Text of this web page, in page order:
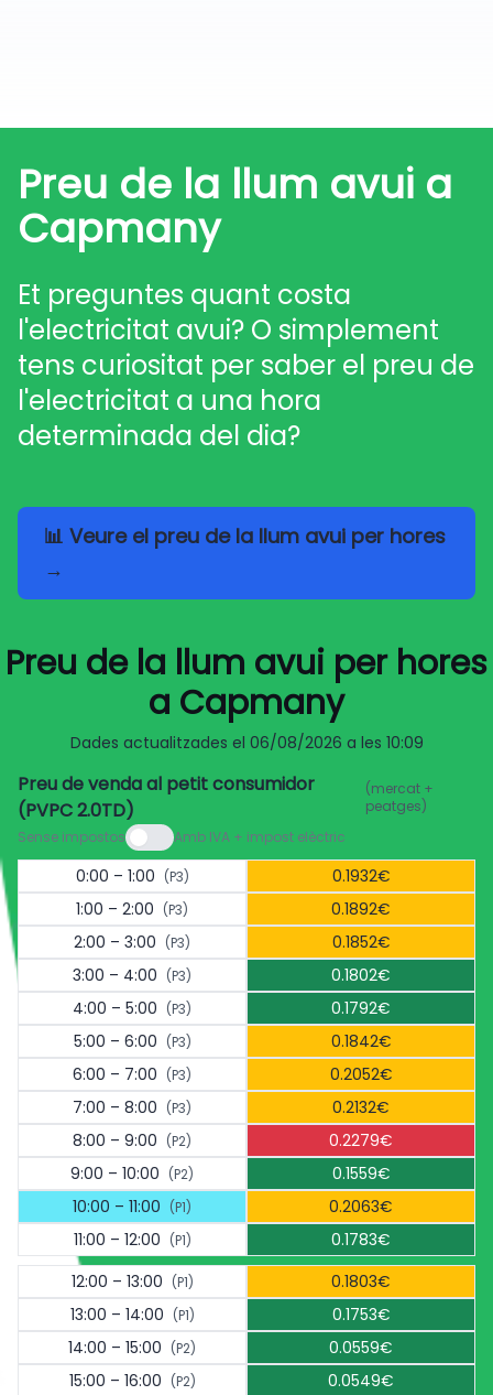
Preu de la llum avui a
Capmany
Et preguntes quant costa
l'electricitat avui? O simplement
tens curiositat per saber el preu de
l'electricitat a una hora
determinada del dia?
📊 Veure el preu de la llum avui per hores
→
Preu de la llum avui per hores
a Capmany
Dades actualitzades el 06/08/2026 a les 10:09
Preu de venda al petit consumidor
(PVPC 2.0TD)
(mercat +
peatges)
Sense impostos
Amb IVA + impost elèctric
0:00 – 1:00 (P3)
0.1932€
1:00 – 2:00 (P3)
0.1892€
2:00 – 3:00 (P3)
0.1852€
3:00 – 4:00 (P3)
0.1802€
4:00 – 5:00 (P3)
0.1792€
5:00 – 6:00 (P3)
0.1842€
6:00 – 7:00 (P3)
0.2052€
7:00 – 8:00 (P3)
0.2132€
8:00 – 9:00 (P2)
0.2279€
9:00 – 10:00 (P2)
0.1559€
10:00 – 11:00 (P1)
0.2063€
11:00 – 12:00 (P1)
0.1783€
12:00 – 13:00 (P1)
0.1803€
13:00 – 14:00 (P1)
0.1753€
14:00 – 15:00 (P2)
0.0559€
15:00 – 16:00 (P2)
0.0549€